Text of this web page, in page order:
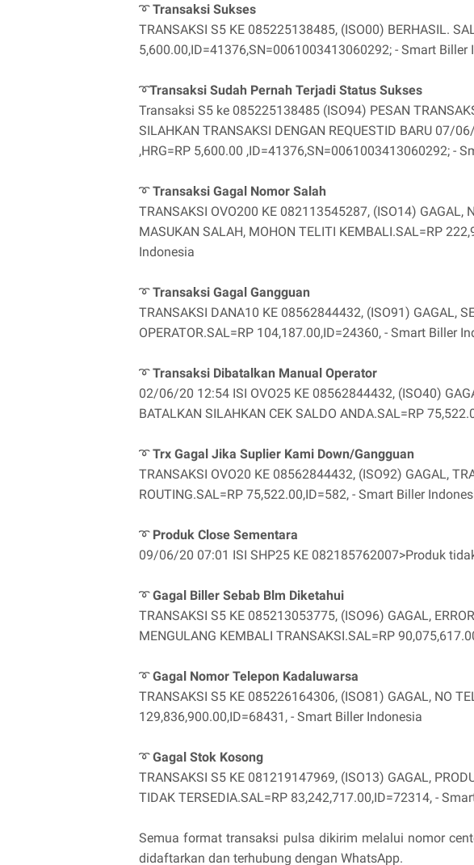
➰Transaksi Sukses
TRANSAKSI S5 KE 085225138485, (ISO00) BERHASIL.
5,600.00,ID=41376,SN=0061003413060292; - Smart Biller
➰Transaksi Sudah Pernah Terjadi Status Sukses
Transaksi S5 ke 085225138485 (ISO94) PESAN
SILAHKAN TRANSAKSI DENGAN REQUESTID BARU 07/
,HRG=RP 5,600.00 ,ID=41376,SN=0061003413060292; -
➰Transaksi Gagal Nomor Salah
TRANSAKSI OVO200 KE 082113545287, (ISO14) GAGAL,
MASUKAN SALAH, MOHON TELITI KEMBALI.SAL=RP
Indonesia
➰Transaksi Gagal Gangguan
TRANSAKSI DANA10 KE 08562844432, (ISO91) GAGAL,
OPERATOR.SAL=RP 104,187.00,ID=24360, - Smart Biller
➰Transaksi Dibatalkan Manual Operator
02/06/20 12:54 ISI OVO25 KE 08562844432, (ISO40)
BATALKAN SILAHKAN CEK SALDO ANDA.SAL=RP
➰Trx Gagal Jika Suplier Kami Down/Gangguan
TRANSAKSI OVO20 KE 08562844432, (ISO92) GAGAL,
ROUTING.SAL=RP 75,522.00,ID=582, - Smart Biller
➰ Produk Close Sementara
09/06/20 07:01 ISI SHP25 KE 082185762007>Produk
➰Gagal Biller Sebab Blm Diketahui
TRANSAKSI S5 KE 085213053775, (ISO96) GAGAL,
MENGULANG KEMBALI TRANSAKSI.SAL=RP
➰Gagal Nomor Telepon Kadaluwarsa
TRANSAKSI S5 KE 085226164306, (ISO81) GAGAL, NO
129,836,900.00,ID=68431, - Smart Biller Indonesia
➰Gagal Stok Kosong
TRANSAKSI S5 KE 081219147969, (ISO13) GAGAL,
TIDAK TERSEDIA.SAL=RP 83,242,717.00,ID=72314, -
Semua format transaksi pulsa dikirim melalui nomor
didaftarkan dan terhubung dengan WhatsApp.